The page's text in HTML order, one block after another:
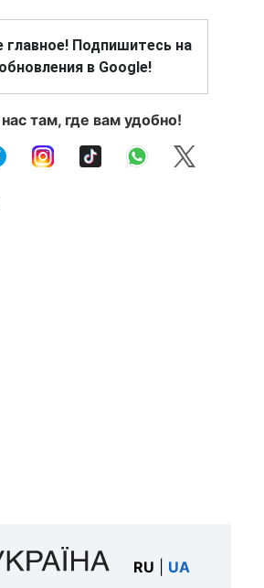
главное! Подпишитесь на
в Google!
там, где вам удобно!
RU UA